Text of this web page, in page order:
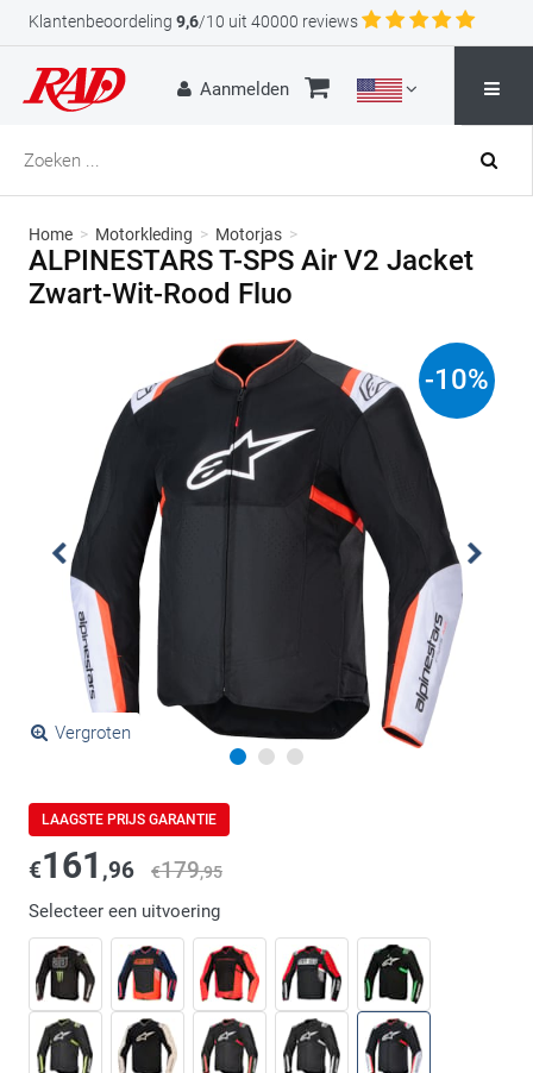
Klantenbeoordeling 9,6/10 uit 40000 reviews
Aanmelden
Home > Motorkleding > Motorjas >
ALPINESTARS T-SPS Air V2 Jacket
Zwart-Wit-Rood Fluo
Vergroten
-10%
LAAGSTE PRIJS GARANTIE
€161 ,96 €179,95
Selecteer een uitvoering